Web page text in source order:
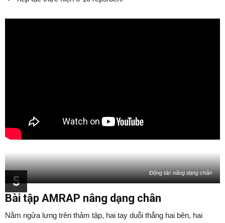
5
Động tác nâng dạng chân
Bài tập AMRAP nâng dạng chân
Nằm ngửa lưng trên thảm tập, hai tay duỗi thẳng hai bên, hai